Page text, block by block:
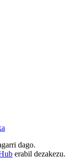
dago.
erabil dezakezu.